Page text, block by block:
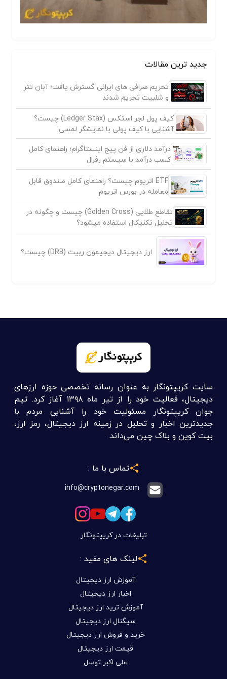
جدید ترین مقالات
تحریم صرافی های ایرانی گسترش یافت؛ آبان تتر
و شلبیت تحریم شدند
کیف پول لجر استکس (Ledger Stax) چیست؟
آشنایی با کیف پولی با نمایشگر لمسی
درآمد دلاری از فن پیج اینستاگرام؛ راهنمای کامل
کسب درآمد با سیستم رفرال
ETF اتریوم چیست؟ راهنمای کامل صندوق قابل
معامله در بورس اتریوم
تقاطع طلایی (Golden Cross) چیست و چگونه در
تحلیل تکنیکال استفاده میشود؟
ارز دیجیتال دیجیمون ربیت (DRB) چیست؟
سایت کریپتونگار به عنوان رسانه تخصصی حوزه ارزهای
دیجیتال، فعالیت خود را از تیر ماه ۱۳۹۸ آغاز کرد. تیم
جوان کریپتونگار مسئولیت خود را آشنایی مردم با
جدیدترین اخبار و تحلیل در زمینه ارز دیجیتال، رمز ارز،
بیت کوین و بلاک چین می‌داند.
تماس با ما :
info@cryptonegar.com
تبلیغات در کریپتونگار
لینک های مفید :
آموزش ارز دیجیتال
اخبار ارز دیجیتال
آموزش ترید ارز دیجیتال
سیگنال ارز دیجیتال
خرید و فروش ارز دیجیتال
قیمت ارز دیجیتال
علی اکبر توسل